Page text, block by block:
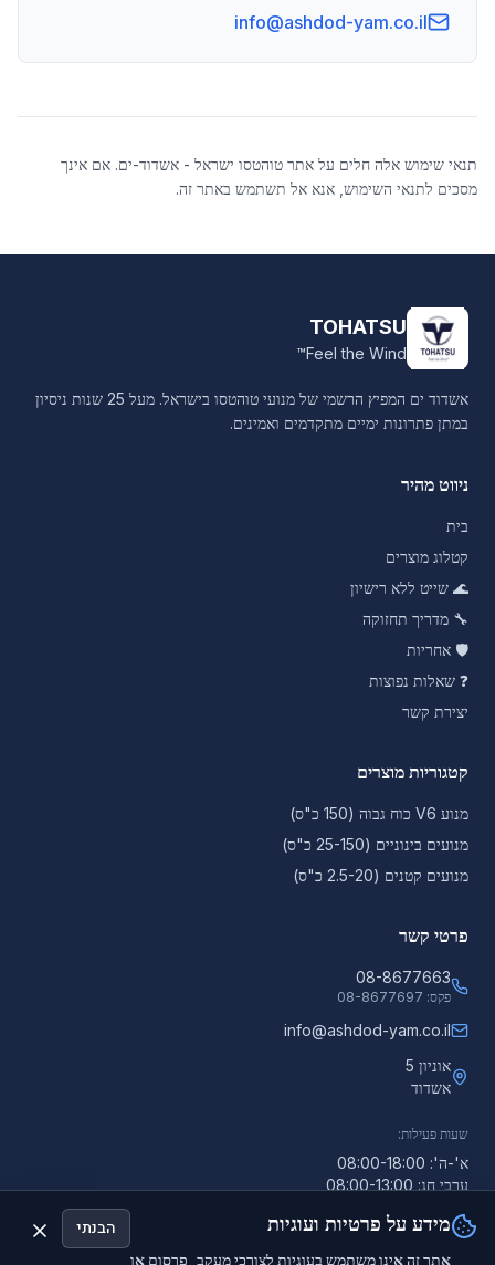
info@ashdod-yam.co.il
תנאי שימוש אלה חלים על אתר טוהטסו ישראל - אשדוד-ים. אם אינך
מסכים לתנאי השימוש, אנא אל תשתמש באתר זה.
TOHATSU
Feel the Wind™
אשדוד ים המפיץ הרשמי של מנועי טוהטסו בישראל. מעל 25 שנות ניסיון
במתן פתרונות ימיים מתקדמים ואמינים.
ניווט מהיר
בית
קטלוג מוצרים
🌊 שייט ללא רישיון
🔧 מדריך תחזוקה
🛡️ אחריות
❓ שאלות נפוצות
יצירת קשר
קטגוריות מוצרים
מנוע V6 כוח גבוה (150 כ"ס)
מנועים בינוניים (25-150 כ"ס)
מנועים קטנים (2.5-20 כ"ס)
פרטי קשר
08-8677663
פקס: 08-8677697
info@ashdod-yam.co.il
אוניון 5
אשדוד
שעות פעילות:
א'-ה': 08:00-18:00
ערבי חג: 08:00-13:00
מידע על פרטיות ועוגיות
אתר זה אינו משתמש בעוגיות לצורכי מעקב, פרסום או
הבנתי